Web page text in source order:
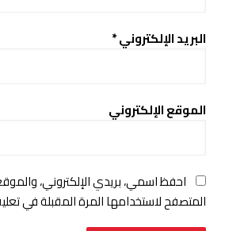
البريد الإلكتروني*
الموقع الإلكتروني
احفظ اسمي، بريدي الإلكتروني،
المتصفح لاستخدامها المرة المقبلة في